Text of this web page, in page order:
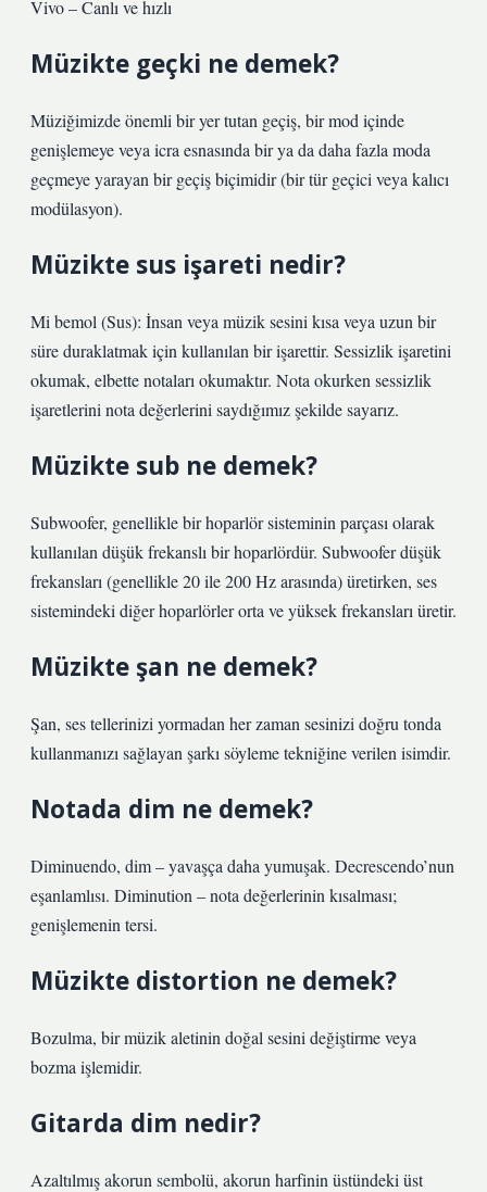
Vivo – Canlı ve hızlı
Müzikte geçki ne demek?
Müziğimizde önemli bir yer tutan geçiş, bir mod içinde
genişlemeye veya icra esnasında bir ya da daha fazla moda
geçmeye yarayan bir geçiş biçimidir (bir tür geçici veya kalıcı
modülasyon).
Müzikte sus işareti nedir?
Mi bemol (Sus): İnsan veya müzik sesini kısa veya uzun bir
süre duraklatmak için kullanılan bir işarettir. Sessizlik işaretini
okumak, elbette notaları okumaktır. Nota okurken sessizlik
işaretlerini nota değerlerini saydığımız şekilde sayarız.
Müzikte sub ne demek?
Subwoofer, genellikle bir hoparlör sisteminin parçası olarak
kullanılan düşük frekanslı bir hoparlördür. Subwoofer düşük
frekansları (genellikle 20 ile 200 Hz arasında) üretirken, ses
sistemindeki diğer hoparlörler orta ve yüksek frekansları üretir.
Müzikte şan ne demek?
Şan, ses tellerinizi yormadan her zaman sesinizi doğru tonda
kullanmanızı sağlayan şarkı söyleme tekniğine verilen isimdir.
Notada dim ne demek?
Diminuendo, dim – yavaşça daha yumuşak. Decrescendo’nun
eşanlamlısı. Diminution – nota değerlerinin kısalması;
genişlemenin tersi.
Müzikte distortion ne demek?
Bozulma, bir müzik aletinin doğal sesini değiştirme veya
bozma işlemidir.
Gitarda dim nedir?
Azaltılmış akorun sembolü, akorun harfinin üstündeki üst